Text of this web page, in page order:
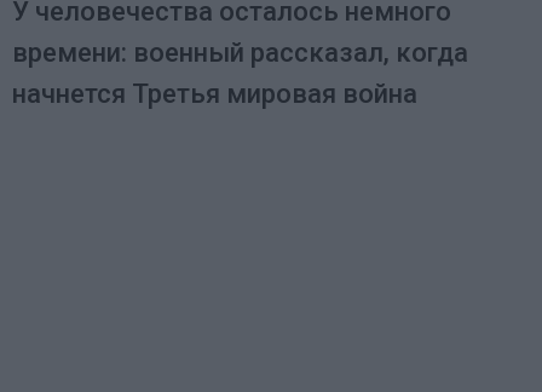
У человечества осталось немного
времени: военный рассказал, когда
начнется Третья мировая война